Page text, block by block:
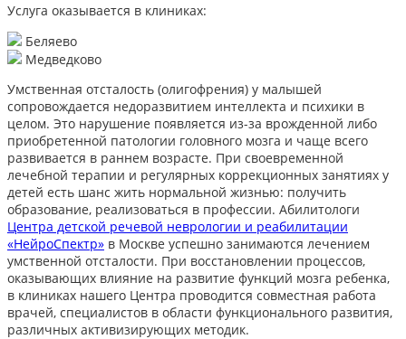
Услуга оказывается в клиниках:
Беляево
Медведково
Умственная отсталость (олигофрения) у малышей
сопровождается недоразвитием интеллекта и психики в
целом. Это нарушение появляется из-за врожденной либо
приобретенной патологии головного мозга и чаще всего
развивается в раннем возрасте. При своевременной
лечебной терапии и регулярных коррекционных занятиях у
детей есть шанс жить нормальной жизнью: получить
образование, реализоваться в профессии. Абилитологи
Центра детской речевой неврологии и реабилитации
«НейроСпектр» в Москве успешно занимаются лечением
умственной отсталости. При восстановлении процессов,
оказывающих влияние на развитие функций мозга ребенка,
в клиниках нашего Центра проводится совместная работа
врачей, специалистов в области функционального развития,
различных активизирующих методик.